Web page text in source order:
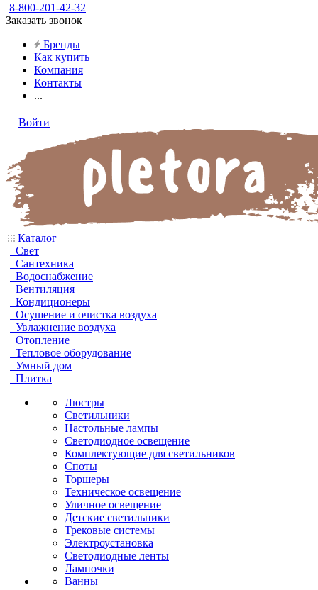
8-800-201-42-32
Заказать звонок
Бренды
Как купить
Компания
Контакты
...
Войти
Каталог
Свет
Сантехника
Водоснабжение
Вентиляция
Кондиционеры
Осушение и очистка воздуха
Увлажнение воздуха
Отопление
Тепловое оборудование
Умный дом
Плитка
Люстры
Светильники
Настольные лампы
Светодиодное освещение
Комплектующие для светильников
Споты
Торшеры
Техническое освещение
Уличное освещение
Детские светильники
Трековые системы
Электроустановка
Светодиодные ленты
Лампочки
Ванны